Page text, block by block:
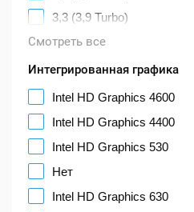
3,3 (3,9 Turbo)
Смотреть все
Интегрированная графика
Intel HD Graphics 4600
Intel HD Graphics 4400
Intel HD Graphics 530
Нет
Intel HD Graphics 630